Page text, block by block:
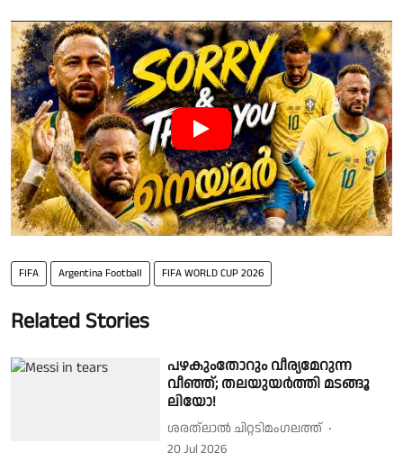
FIFA Argentina Football FIFA WORLD CUP 2026
Related Stories
പഴകുംതോറും വീര്യമേറുന്ന
വീഞ്ഞ്; തലയുയർത്തി മടങ്ങൂ
ലിയോ!
ശരത്‌ലാൽ ചിറ്റടിമംഗലത്ത്
20 Jul 2026